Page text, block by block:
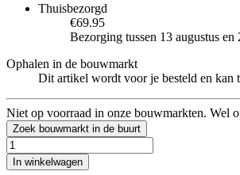
Thuisbezorgd
€69.95
Bezorging tussen 13 augustus en
Ophalen in de bouwmarkt
Dit artikel wordt voor je besteld en kan
Niet op voorraad in onze bouwmarkten. Wel
Zoek bouwmarkt in de buurt
In winkelwagen